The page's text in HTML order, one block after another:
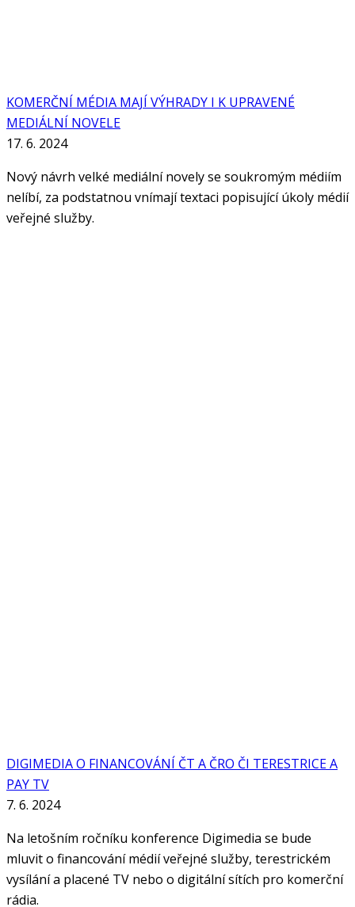
KOMERČNÍ MÉDIA MAJÍ VÝHRADY I K UPRAVENÉ
MEDIÁLNÍ NOVELE
17. 6. 2024
Nový návrh velké mediální novely se soukromým médiím
nelíbí, za podstatnou vnímají textaci popisující úkoly médií
veřejné služby.
DIGIMEDIA O FINANCOVÁNÍ ČT A ČRO ČI TERESTRICE A
PAY TV
7. 6. 2024
Na letošním ročníku konference Digimedia se bude
mluvit o financování médií veřejné služby, terestrickém
vysílání a placené TV nebo o digitální sítích pro komerční
rádia.